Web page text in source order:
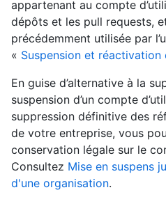
appartenant au compte
dépôts et les pull requests,
précédemment utilisée par
« Suspension et réactivation
En guise d’alternative à la
suspension d’un compte
suppression définitive des
de votre entreprise, vous
conservation légale sur le
Consultez Mise en suspens
d'une organisation.